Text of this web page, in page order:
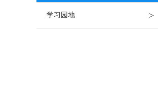
学习园地 >